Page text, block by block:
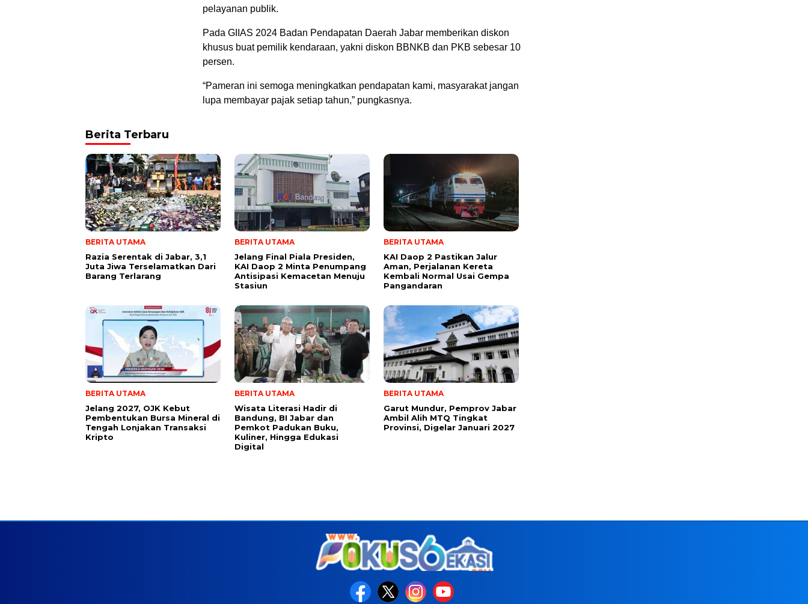
pelayanan publik.
Pada GIIAS 2024 Badan Pendapatan Daerah Jabar memberikan diskon
khusus buat pemilik kendaraan, yakni diskon BBNKB dan PKB sebesar 10
persen.
“Pameran ini semoga meningkatkan pendapatan kami, masyarakat jangan
lupa membayar pajak setiap tahun,” pungkasnya.
Berita Terbaru
BERITA UTAMA
Razia Serentak di Jabar, 3,1
Juta Jiwa Terselamatkan Dari
Barang Terlarang
BERITA UTAMA
Jelang Final Piala Presiden,
KAI Daop 2 Minta Penumpang
Antisipasi Kemacetan Menuju
Stasiun
BERITA UTAMA
KAI Daop 2 Pastikan Jalur
Aman, Perjalanan Kereta
Kembali Normal Usai Gempa
Pangandaran
BERITA UTAMA
Jelang 2027, OJK Kebut
Pembentukan Bursa Mineral di
Tengah Lonjakan Transaksi
Kripto
BERITA UTAMA
Wisata Literasi Hadir di
Bandung, BI Jabar dan
Pemkot Padukan Buku,
Kuliner, Hingga Edukasi
Digital
BERITA UTAMA
Garut Mundur, Pemprov Jabar
Ambil Alih MTQ Tingkat
Provinsi, Digelar Januari 2027